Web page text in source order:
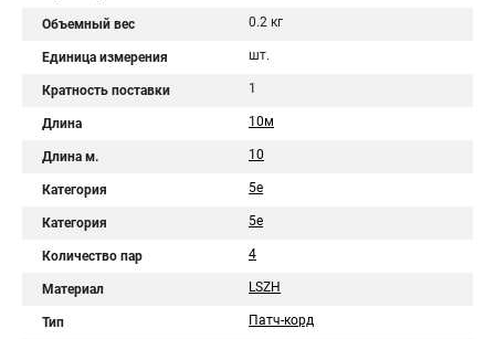
Объемный вес 0.2 кг
Единица измерения шт.
Кратность поставки 1
Длина 10м
Длина м. 10
Категория 5e
Категория 5е
Количество пар 4
Материал LSZH
Тип Патч-корд